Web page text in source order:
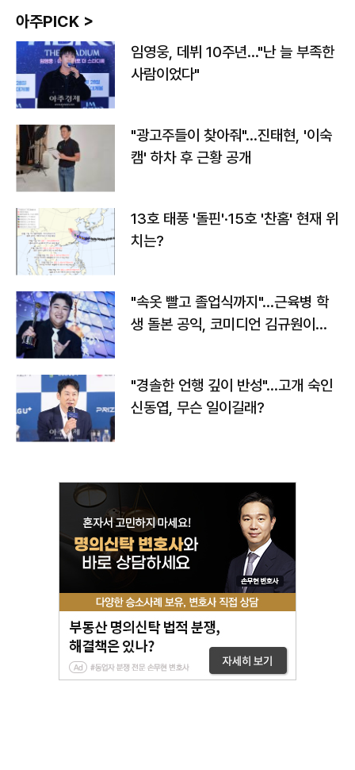
아주PICK >
임영웅, 데뷔 10주년…"난 늘 부족한
사람이었다"
"광고주들이 찾아줘"…진태현, '이숙
캠' 하차 후 근황 공개
13호 태풍 '돌핀'·15호 '찬홈' 현재 위
치는?
"속옷 빨고 졸업식까지"…근육병 학
생 돌본 공익, 코미디언 김규원이었
"경솔한 언행 깊이 반성"…고개 숙인
신동엽, 무슨 일이길래?